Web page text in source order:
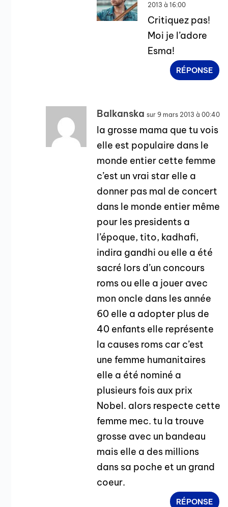
2013 à 16:00
Critiquez pas!
Moi je l’adore
Esma!
RÉPONSE
Balkanska sur 9 mars 2013 à 00:40
la grosse mama que tu vois
elle est populaire dans le
monde entier cette femme
c’est un vrai star elle a
donner pas mal de concert
dans le monde entier même
pour les presidents a
l’époque, tito, kadhafi,
indira gandhi ou elle a été
sacré lors d’un concours
roms ou elle a jouer avec
mon oncle dans les année
60 elle a adopter plus de
40 enfants elle représente
la causes roms car c’est
une femme humanitaires
elle a été nominé a
plusieurs fois aux prix
Nobel. alors respecte cette
femme mec. tu la trouve
grosse avec un bandeau
mais elle a des millions
dans sa poche et un grand
coeur.
RÉPONSE